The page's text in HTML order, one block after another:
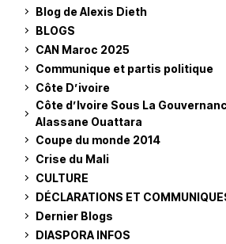
Blog de Alexis Dieth
BLOGS
CAN Maroc 2025
Communique et partis politique
Côte D’ivoire
Côte d’Ivoire Sous La
Alassane Ouattara
Coupe du monde 2014
Crise du Mali
CULTURE
DÉCLARATIONS ET
Dernier Blogs
DIASPORA INFOS